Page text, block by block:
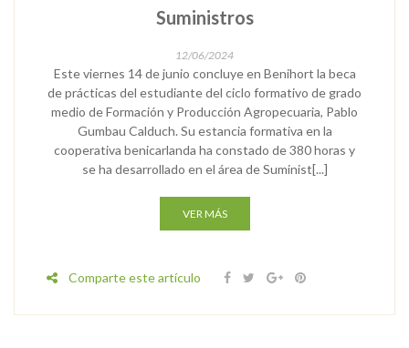
Suministros
12/06/2024
Este viernes 14 de junio concluye en Benihort la beca
de prácticas del estudiante del ciclo formativo de grado
medio de Formación y Producción Agropecuaria, Pablo
Gumbau Calduch. Su estancia formativa en la
cooperativa benicarlanda ha constado de 380 horas y
se ha desarrollado en el área de Suminist[...]
VER MÁS
Comparte este artículo